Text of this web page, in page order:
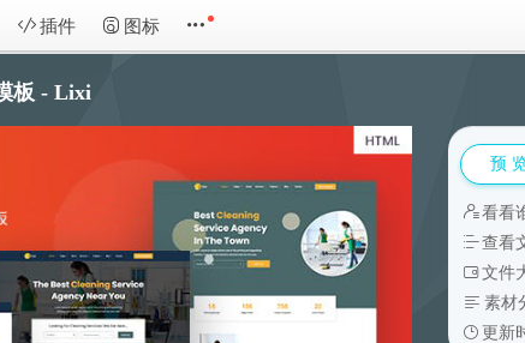
插件 图标
板 - Lixi
预
看看
查看
文件
素材
更新